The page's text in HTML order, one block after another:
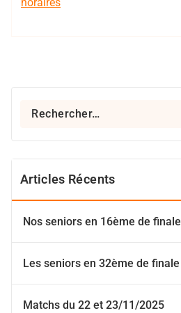
Rechercher :
Articles Récents
Nos seniors en 16ème de finale
Les seniors en 32ème de finale
Matchs du 22 et 23/11/2025